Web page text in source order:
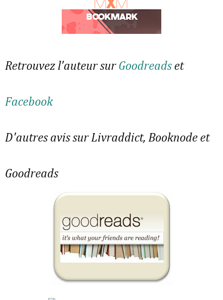
Retrouvez l'auteur sur Goodreads et
Facebook
D'autres avis sur Livraddict, Booknode et
Goodreads